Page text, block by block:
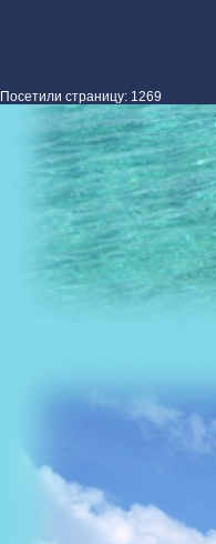
Посетили страницу: 1269